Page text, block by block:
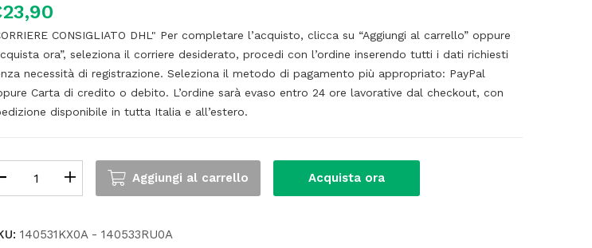
23,90
CONSIGLIATO DHL" Per completare l’acquisto, clicca su “Aggiungi al carrello” oppure
ora”, seleziona il corriere desiderato, procedi con l’ordine inserendo tutti i dati richiesti
necessità di registrazione. Seleziona il metodo di pagamento più appropriato: PayPal
Carta di credito o debito. L’ordine sarà evaso entro 24 ore lavorative dal checkout, con
disponibile in tutta Italia e all’estero.
Aggiungi al carrello Acquista ora
140531KX0A - 140533RU0A